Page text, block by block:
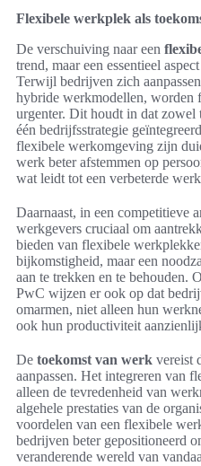
Flexibele werkplek als
De verschuiving naar een
trend, maar een essentieel
Terwijl bedrijven zich
hybride werkmodellen, worden
urgenter. Dit houdt in dat
één bedrijfsstrategie
flexibele werkomgeving zijn
werk beter afstemmen op
wat leidt tot een verbeterde
Daarnaast, in een competitieve
werkgevers cruciaal om
bieden van flexibele
bijkomstigheid, maar een
aan te trekken en te behouden.
PwC wijzen er ook op dat
omarmen, niet alleen hun
ook hun productiviteit
De toekomst van werk vereist
aanpassen. Het integreren van
alleen de tevredenheid van
algehele prestaties van de
voordelen van een flexibele
bedrijven beter gepositioneerd
veranderende wereld van